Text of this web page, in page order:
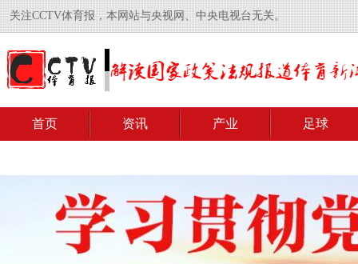
关注CCTV体育报，本网站与央视网、中央电视台无关。
首页 资讯 产业 足球